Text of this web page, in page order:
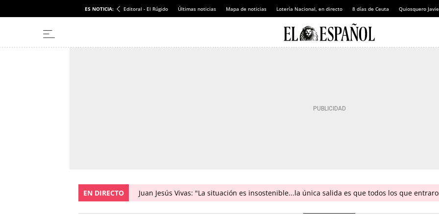
ES NOTICIA: Editoral - El Rúgido Últimas noticias Mapa de noticias Lotería Nacional, en directo 8 días de Ceuta Quiosquero
EN DIRECTO Juan Jesús Vivas: "La situación es insostenible...la única salida es que todos los que